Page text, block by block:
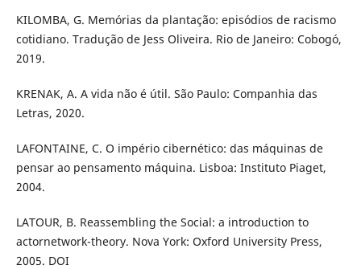
KILOMBA, G. Memórias da plantação: episódios de racismo
cotidiano. Tradução de Jess Oliveira. Rio de Janeiro: Cobogó,
2019.
KRENAK, A. A vida não é útil. São Paulo: Companhia das
Letras, 2020.
LAFONTAINE, C. O império cibernético: das máquinas de
pensar ao pensamento máquina. Lisboa: Instituto Piaget,
2004.
LATOUR, B. Reassembling the Social: a introduction to
actornetwork-theory. Nova York: Oxford University Press,
2005. DOI